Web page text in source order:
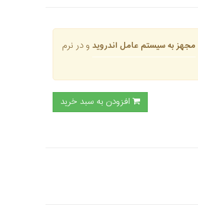
مجهز به سیستم عامل اندرویدو در نرم
افزودن به سبد خرید